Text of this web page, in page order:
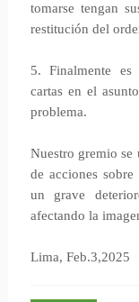
tomarse tengan
restitución del
5. Finalmente es
cartas en el
problema.
Nuestro gremio se
de acciones sobre
un grave
afectando la
Lima, Feb.3,2025